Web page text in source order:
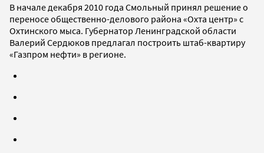
В начале декабря 2010 года Смольный принял решение о
переносе общественно-делового района «Охта центр» с
Охтинского мыса. Губернатор Ленинградской области
Валерий Сердюков предлагал построить штаб-квартиру
«Газпром нефти» в регионе.